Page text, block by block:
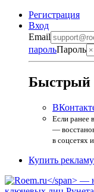
Регистрация
Вход
Email
парольПароль
Быстрый
Если ранее
—
в соцсетях
Купить рекламу